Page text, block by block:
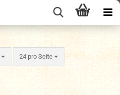
24 pro Seite
pro Seite